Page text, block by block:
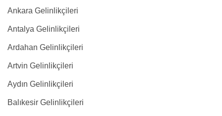
Ankara Gelinlikçileri
Antalya Gelinlikçileri
Ardahan Gelinlikçileri
Artvin Gelinlikçileri
Aydın Gelinlikçileri
Balıkesir Gelinlikçileri